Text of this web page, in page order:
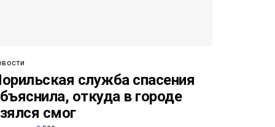
служба спасения
откуда в городе
смог